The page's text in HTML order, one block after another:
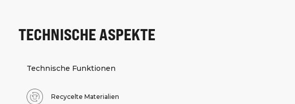
TECHNISCHE ASPEKTE
Technische Funktionen
Recycelte Materialien